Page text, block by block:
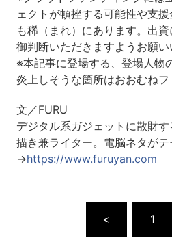
ェクトが頓挫する可能性や支
も稀（まれ）にあります。出
御判断いただきますようお願い
※本記事に登場する、登場人物
炎上しそうな箇所はおおむねフ
文／FURU
デジタル系ガジェットに散財
描き兼ライター。電脳ネタが
→https://www.furuyan.com
< 1